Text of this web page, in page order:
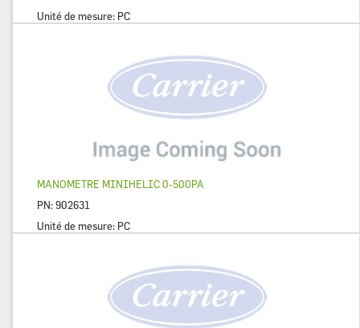
Unité de mesure: PC
MANOMETRE MINIHELIC 0-500PA
PN:902631
Unité de mesure: PC